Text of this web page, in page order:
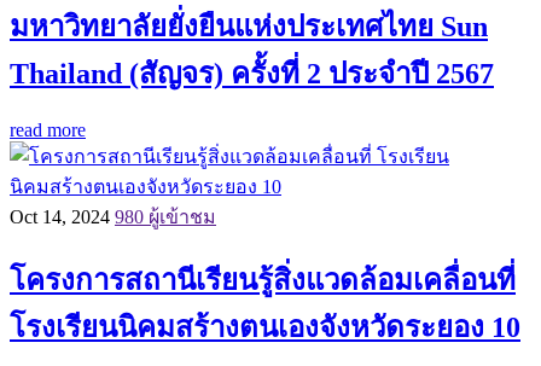
มหาวิทยาลัยยั่งยืนแห่งประเทศไทย Sun
Thailand (สัญจร) ครั้งที่ 2 ประจำปี 2567
read more
Oct 14, 2024 980 ผู้เข้าชม
โครงการสถานีเรียนรู้สิ่งแวดล้อมเคลื่อนที่
โรงเรียนนิคมสร้างตนเองจังหวัดระยอง 10